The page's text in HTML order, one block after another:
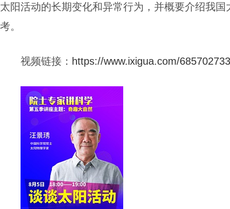
太阳活动的长期变化和异常行为，并概要介绍我
考。
视频链接： https://www.ixigua.com/